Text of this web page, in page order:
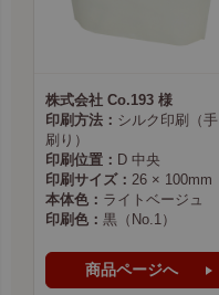
株式会社 Co.193 様
印刷方法： シルク印刷（手
刷り）
印刷位置： D 中央
印刷サイズ： 26 × 100mm
本体色： ライトベージュ
印刷色： 黒（No.1）
商品ページへ